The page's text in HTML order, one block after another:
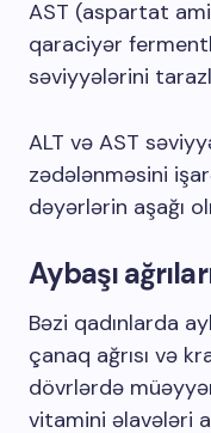
AST (aspartat
qaraciyər
səviyyələrini
ALT və AST
zədələnməsini
dəyərlərin aşağı
Aybaşı
Bəzi qadınlarda
çanaq ağrısı və
dövrlərdə
vitamini əlavələri